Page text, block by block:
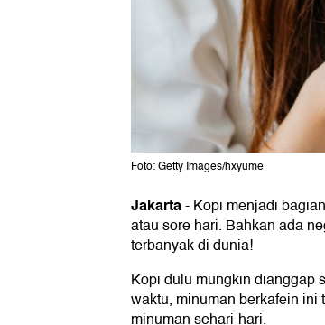
Foto: Getty Images/hxyume
Jakarta-Kopi menjadi
atau sore hari. Bahkan ada
terbanyak di dunia!
Kopi dulu mungkin dianggap
waktu, minuman berkafein
minuman sehari-hari.